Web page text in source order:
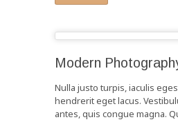
Modern
Nulla justo turpis, iaculis
hendrerit eget lacus.
antes, quis congue magna.